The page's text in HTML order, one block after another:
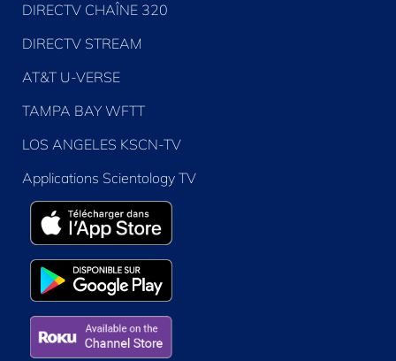
DIRECTV CHAÎNE 320
DIRECTV STREAM
AT&T U-VERSE
TAMPA BAY WFTT
LOS ANGELES KSCN-TV
Applications Scientology TV